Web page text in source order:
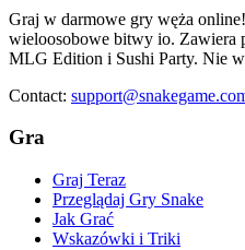
Graj w darmowe gry węża
wieloosobowe bitwy io. Zawiera
MLG Edition i Sushi Party. Nie
Contact:
Gra
Graj Teraz
Przeglądaj Gry Snake
Jak Grać
Wskazówki i Triki